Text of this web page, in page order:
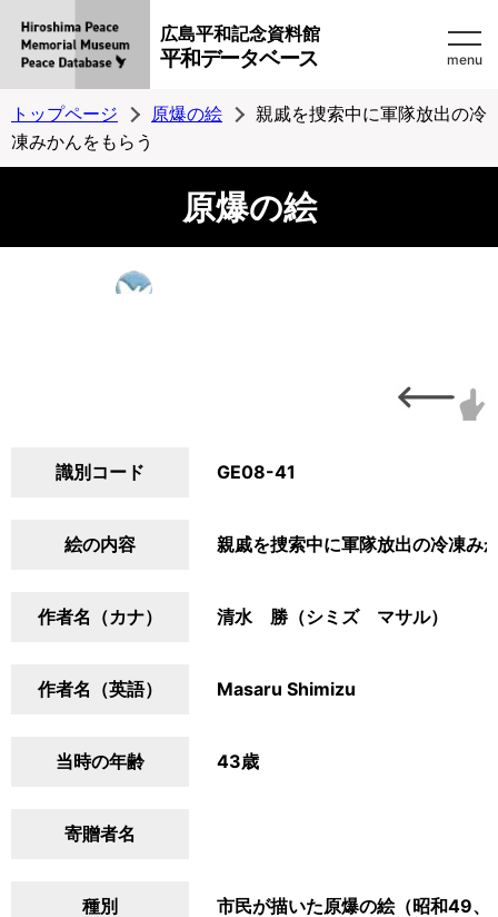
広島平和記念資料館
平和データベース menu
トップページ 原爆の絵
親戚を捜索中に軍隊放出の冷
凍みかんをもらう
原爆の絵
識別コード GE08-41
絵の内容 親戚を捜索中に軍隊放出の冷凍み
作者名（カナ） 清水 勝（シミズ マサル）
作者名（英語） Masaru Shimizu
当時の年齢 43歳
寄贈者名
種別 市民が描いた原爆の絵（昭和49、